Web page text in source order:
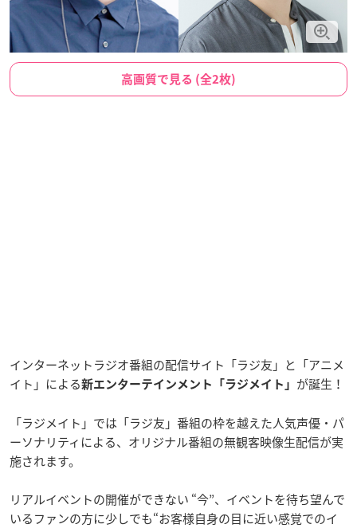
高画質で見る (全2枚)
インターネットラジオ番組の配信サイト「ラジ友」と「アニメ
イト」による新エンターテインメント「ラジメイト」 が誕生！
「ラジメイト」では「ラジ友」番組の枠を越えた人気声優・パ
ーソナリティによる、オリジナル番組の無観客映像生配信が実
施されます。
リアルイベントの開催ができない “今”、イベントを待ち望んで
いるファンの方に少しでも“お客様自身の目に近い感覚でのイ